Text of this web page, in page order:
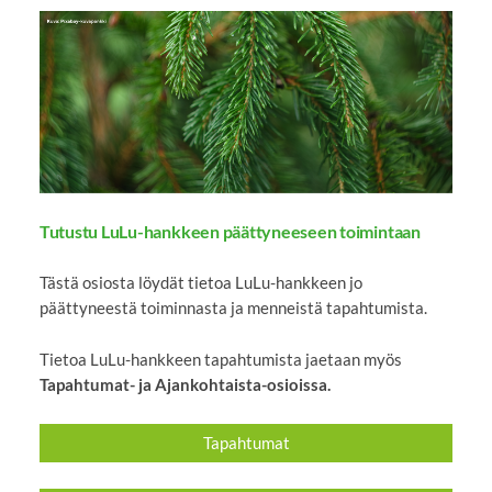
Tutustu LuLu-hankkeen päättyneeseen toimintaan
Tästä osiosta löydät tietoa LuLu-hankkeen jo
päättyneestä toiminnasta ja menneistä tapahtumista.
Tietoa LuLu-hankkeen tapahtumista jaetaan myös
Tapahtumat- ja Ajankohtaista-osioissa.
Tapahtumat